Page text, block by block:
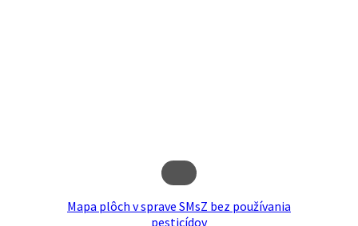
Mapa plôch v sprave SMsZ bez používania
pesticídov